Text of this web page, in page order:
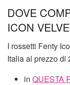
DOVE
ICON
I rossetti Fenty
Italia al prezzo di
inQUESTA